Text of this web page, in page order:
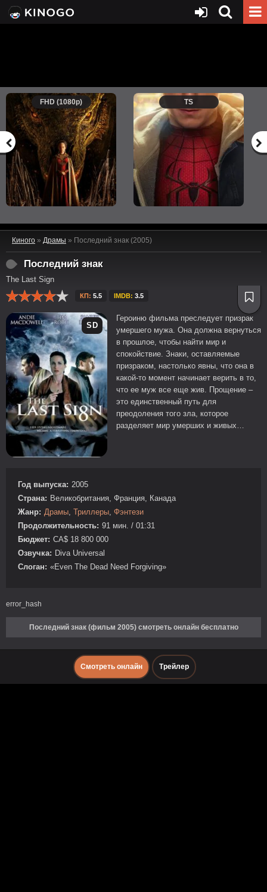
FHD (1080p) TS
Киного » Драмы » Последний знак (2005)
Последний знак
The Last Sign
КП: 5.5 IMDB: 3.5
SD
Героиню фильма преследует призрак
умершего мужа. Она должна вернуться
в прошлое, чтобы найти мир и
спокойствие. Знаки, оставляемые
призраком, настолько явны, что она в
какой-то момент начинает верить в то,
что ее муж все еще жив. Прощение –
это единственный путь для
преодоления того зла, которое
разделяет мир умерших и живых…
Год выпуска: 2005
Страна: Великобритания, Франция, Канада
Жанр: Драмы Триллеры Фэнтези
Продолжительность: 91 мин. / 01:31
Бюджет: CA$ 18 800 000
Озвучка: Diva Universal
Слоган: «Even The Dead Need Forgiving»
error_hash
Последний знак (фильм 2005) смотреть онлайн бесплатно
Смотреть онлайн Трейлер